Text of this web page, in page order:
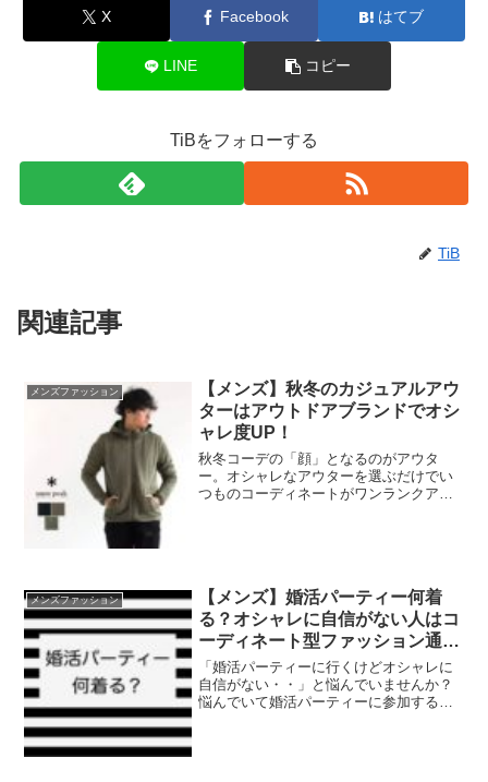
X Facebook はてブ
LINE コピー
TiBをフォローする
TiB
関連記事
メンズファッション
【メンズ】秋冬のカジュアルアウ
ターはアウトドアブランドでオシ
ャレ度UP！
秋冬コーデの「顔」となるのがアウタ
ー。オシャレなアウターを選ぶだけでい
つものコーディネートがワンランクアッ
メンズファッション
【メンズ】婚活パーティー何着
る？オシャレに自信がない人はコ
ーディネート型ファッション通販
サイトの利用がオススメ！
「婚活パーティーに行くけどオシャレに
自信がない・・」と悩んでいませんか？
悩んでいて婚活パーティーに参加するの